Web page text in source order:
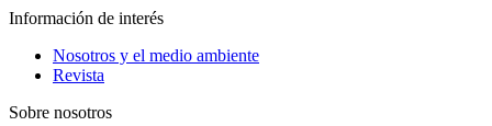
Información de interés
Nosotros y el medio ambiente
Revista
Sobre nosotros